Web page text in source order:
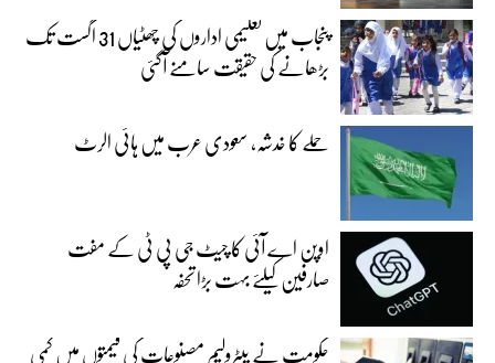
پنجاب میں تعلیمی اداروں کی چھٹیاں 31 اگست تک
بڑھانے کی حقیقت سامنے آگئی
حملے کا خدشہ، سعودی عرب میں ہائی الرٹ
اوپن اے آئی کا چیٹ جی پی ٹی کے مفت
صارفین کیلئے بہت بڑا تحفہ
حکومت نے پیٹرولیم مصنوعات کی قیمتوں میں کمی